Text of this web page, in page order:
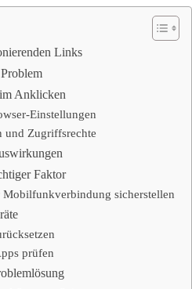
Links
Anklicken
Einstellungen
und Zugriffsrechte
Faktor
sicherstellen
prüfen